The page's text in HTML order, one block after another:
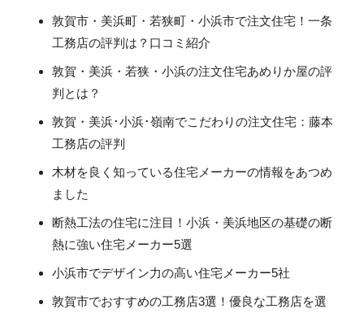
敦賀市・美浜町・若狭町・小浜市で注文住宅！一条
工務店の評判は？口コミ紹介
敦賀・美浜・若狭・小浜の注文住宅あめりか屋の評
判とは？
敦賀・美浜･小浜･嶺南でこだわりの注文住宅：藤本
工務店の評判
木材を良く知っている住宅メーカーの情報をあつめ
ました
断熱工法の住宅に注目！小浜・美浜地区の基礎の断
熱に強い住宅メーカー5選
小浜市でデザイン力の高い住宅メーカー5社
敦賀市でおすすめの工務店3選！優良な工務店を選